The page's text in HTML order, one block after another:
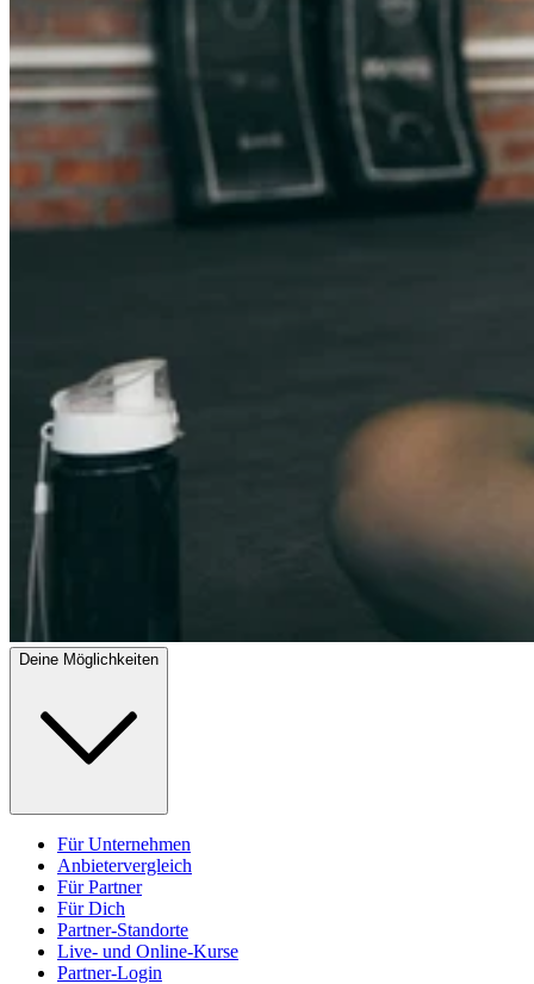
Deine Möglichkeiten
Für Unternehmen
Anbietervergleich
Für Partner
Für Dich
Partner-Standorte
Live- und Online-Kurse
Partner-Login